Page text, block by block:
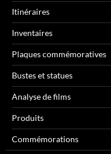
Itinéraires
Inventaires
Plaques commémoratives
Bustes et statues
Analyse de films
Produits
Commémorations